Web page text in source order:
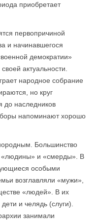
приобретает
первопричиной
и начинавшегося
демократии»
актуальности.
народное собрание
но круг
до наследников
напоминают хорошо
Большинство
«людины» и «смерды». В
особыми
возглавляли «мужи»,
«людей». В их
и челядь (слуги).
занимали